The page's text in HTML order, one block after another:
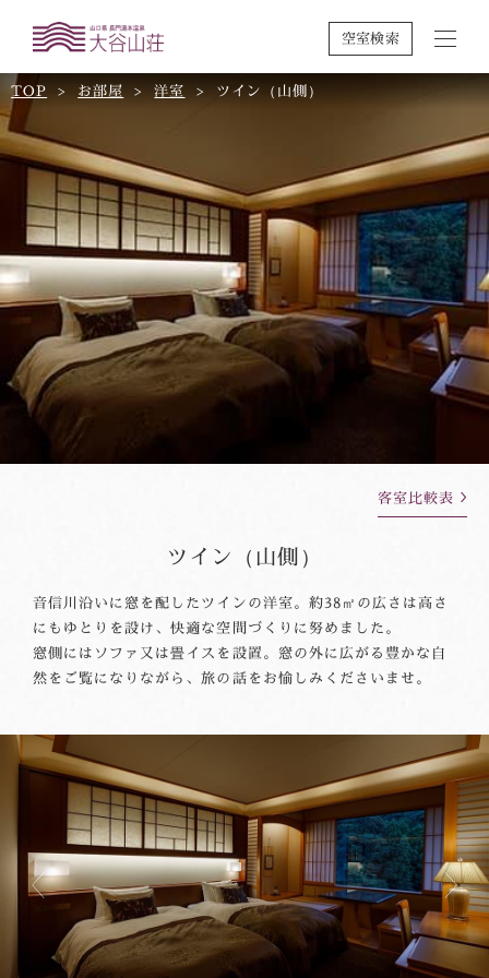
空室検索
TOP お部屋 洋室 ツイン（山側）
客室比較表
ツイン（山側）
音信川沿いに窓を配したツインの洋室。約38㎡の広さは高さ
にもゆとりを設け、快適な空間づくりに努めました。
窓側にはソファ又は畳イスを設置。窓の外に広がる豊かな自
然をご覧になりながら、旅の話をお愉しみくださいませ。